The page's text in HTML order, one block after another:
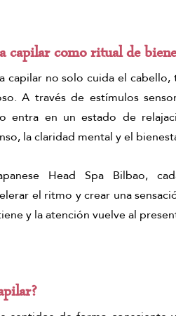
capilar como ritual de
capilar no solo cuida el
A través de estímulos
entra en un estado de
la claridad mental y el
Head Spa Bilbao,
el ritmo y crear una
y la atención vuelve al